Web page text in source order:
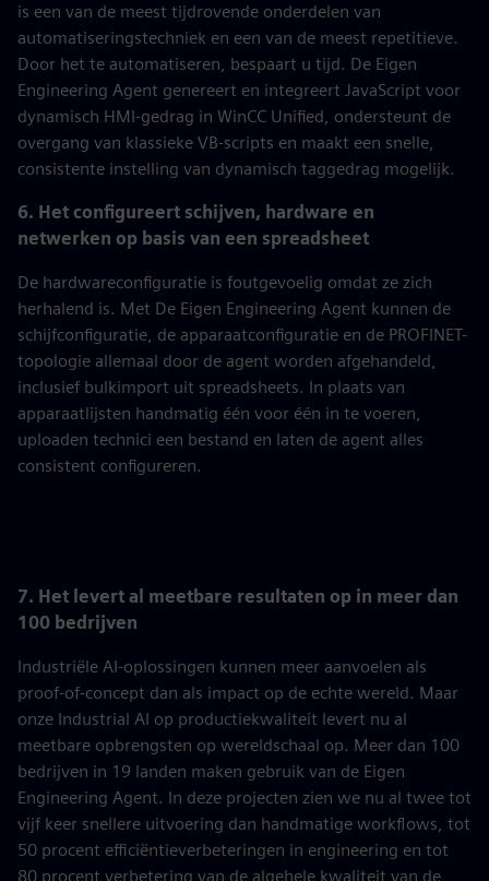
is een van de meest tijdrovende onderdelen van
automatiseringstechniek en een van de meest repetitieve.
Door het te automatiseren, bespaart u tijd. De Eigen
Engineering Agent genereert en integreert JavaScript voor
dynamisch HMI-gedrag in WinCC Unified, ondersteunt de
overgang van klassieke VB-scripts en maakt een snelle,
consistente instelling van dynamisch taggedrag mogelijk.
6. Het configureert schijven, hardware en
netwerken op basis van een spreadsheet
De hardwareconfiguratie is foutgevoelig omdat ze zich
herhalend is. Met De Eigen Engineering Agent kunnen de
schijfconfiguratie, de apparaatconfiguratie en de PROFINET-
topologie allemaal door de agent worden afgehandeld,
inclusief bulkimport uit spreadsheets. In plaats van
apparaatlijsten handmatig één voor één in te voeren,
uploaden technici een bestand en laten de agent alles
consistent configureren.
7. Het levert al meetbare resultaten op in meer dan
100 bedrijven
Industriële AI-oplossingen kunnen meer aanvoelen als
proof-of-concept dan als impact op de echte wereld. Maar
onze Industrial AI op productiekwaliteit levert nu al
meetbare opbrengsten op wereldschaal op. Meer dan 100
bedrijven in 19 landen maken gebruik van de Eigen
Engineering Agent. In deze projecten zien we nu al twee tot
vijf keer snellere uitvoering dan handmatige workflows, tot
50 procent efficiëntieverbeteringen in engineering en tot
80 procent verbetering van de algehele kwaliteit van de